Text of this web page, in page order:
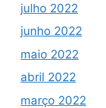
julho 2022
junho 2022
maio 2022
abril 2022
março 2022